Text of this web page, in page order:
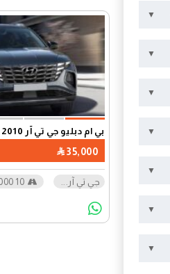
35,000
بي ام دبليو جي تي آر 2010
جي تي آر ...
10 000 km